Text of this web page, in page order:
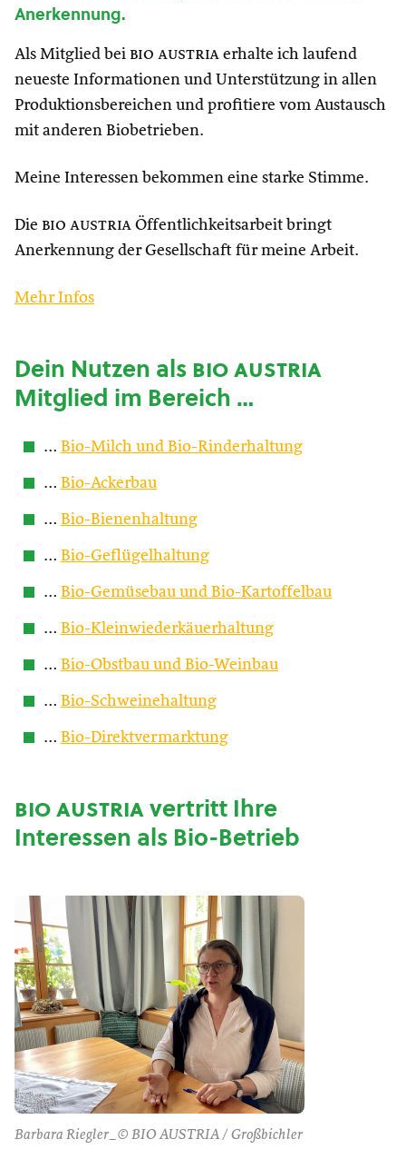
Anerkennung.
Als Mitglied bei bio austria erhalte ich laufend
neueste Informationen und Unterstützung in allen
Produktionsbereichen und profitiere vom Austausch
mit anderen Biobetrieben.
Meine Interessen bekommen eine starke Stimme.
Die bio austria Öffentlichkeitsarbeit bringt
Anerkennung der Gesellschaft für meine Arbeit.
Mehr Infos
Dein Nutzen alsbio austria
Mitglied im Bereich …
… Bio-Milch und Bio-Rinderhaltung
… Bio-Ackerbau
… Bio-Bienenhaltung
… Bio-Geflügelhaltung
… Bio-Gemüsebau und Bio-Kartoffelbau
… Bio-Kleinwiederkäuerhaltung
… Bio-Obstbau und Bio-Weinbau
… Bio-Schweinehaltung
… Bio-Direktvermarktung
bio austriavertritt Ihre
Interessen als Bio-Betrieb
Barbara Riegler_© BIO AUSTRIA / Großbichler